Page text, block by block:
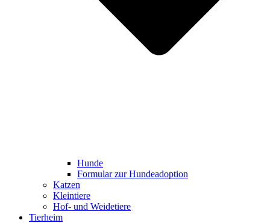
Hunde
Formular zur Hundeadoption
Katzen
Kleintiere
Hof- und Weidetiere
Tierheim